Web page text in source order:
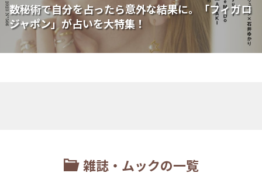
数秘術で自分を占ったら意外な結果に。「フィガロ
ジャポン」が占いを大特集！
雑誌・ムックの一覧